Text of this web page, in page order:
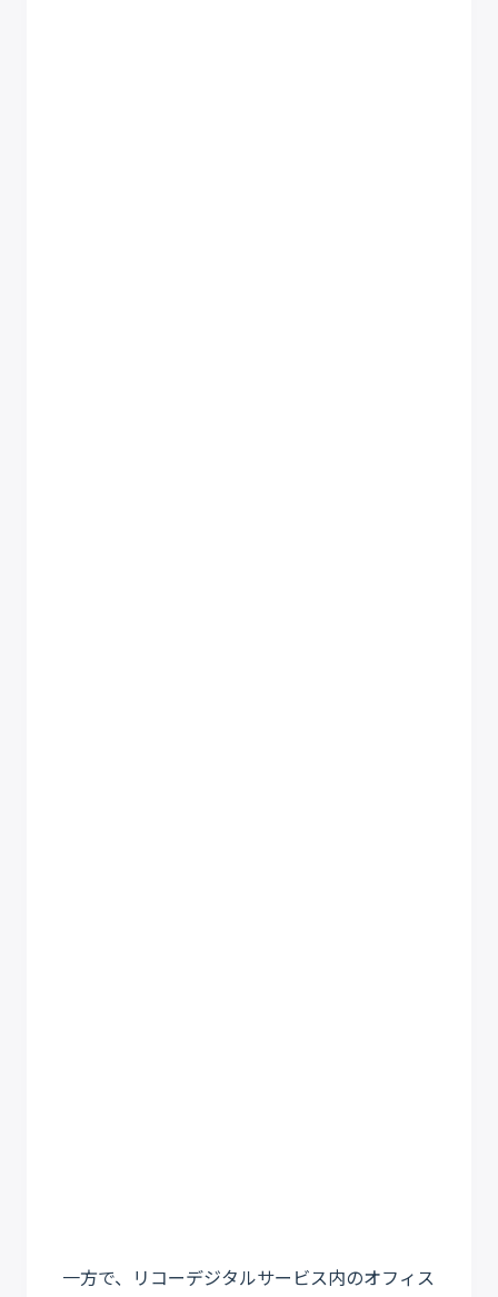
一方で、リコーデジタルサービス内のオフィス